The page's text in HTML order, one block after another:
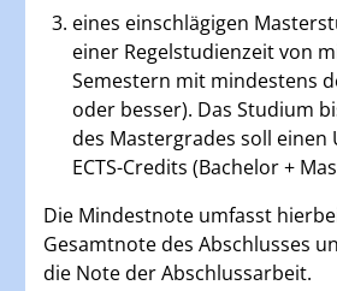
eines einschlägigen
einer Regelstudienzeit von
Semestern mit mindestens
oder besser). Das Studium
des Mastergrades soll einen
ECTS-Credits (Bachelor +
Die Mindestnote umfasst
Gesamtnote des Abschlusses
die Note der Abschlussarbeit.